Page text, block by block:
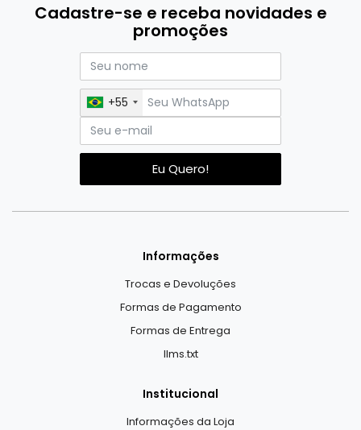
Cadastre-se e receba novidades e
promoções
+55
Eu Quero!
Informações
Trocas e Devoluções
Formas de Pagamento
Formas de Entrega
llms.txt
Institucional
Informações da Loja